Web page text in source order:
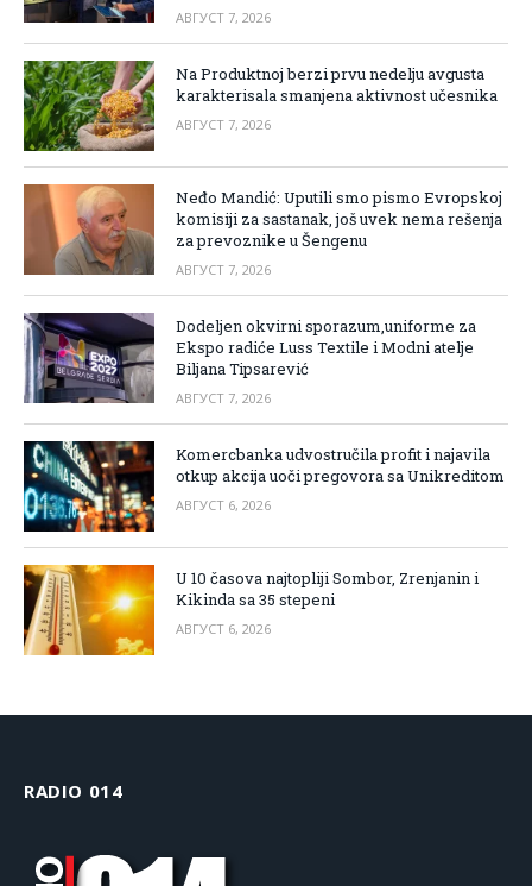
АВГУСТ 7, 2026
Na Produktnoj berzi prvu nedelju avgusta
karakterisala smanjena aktivnost učesnika
АВГУСТ 7, 2026
Neđo Mandić: Uputili smo pismo Evropskoj
komisiji za sastanak, još uvek nema rešenja
za prevoznike u Šengenu
АВГУСТ 7, 2026
Dodeljen okvirni sporazum,uniforme za
Ekspo radiće Luss Textile i Modni atelje
Biljana Tipsarević
АВГУСТ 7, 2026
Komercbanka udvostručila profit i najavila
otkup akcija uoči pregovora sa Unikreditom
АВГУСТ 6, 2026
U 10 časova najtopliji Sombor, Zrenjanin i
Kikinda sa 35 stepeni
АВГУСТ 6, 2026
RADIO 014